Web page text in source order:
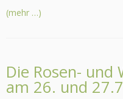
(mehr …)
Die Rosen- und
am 26. und